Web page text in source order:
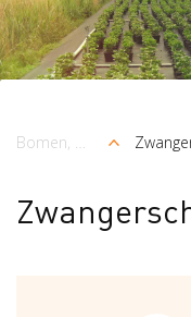
Kruimelpad
Bomen, Vaste planten en Zomerbloemen